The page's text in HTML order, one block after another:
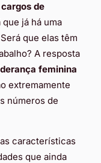
de
já há uma
que elas têm
A resposta
feminina
extremamente
números de
características
que ainda